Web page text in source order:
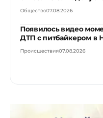
Общество07.08.2026
Появилось видео
ДТП с питбайкером в
Происшествия07.08.2026